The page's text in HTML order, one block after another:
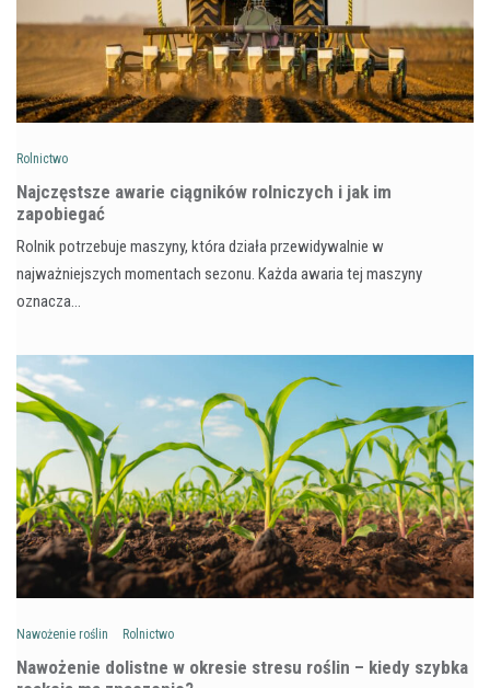
Rolnictwo
Najczęstsze awarie ciągników rolniczych i jak im
zapobiegać
Rolnik potrzebuje maszyny, która działa przewidywalnie w
najważniejszych momentach sezonu. Każda awaria tej maszyny
oznacza…
Nawożenie roślin Rolnictwo
Nawożenie dolistne w okresie stresu roślin – kiedy szybka